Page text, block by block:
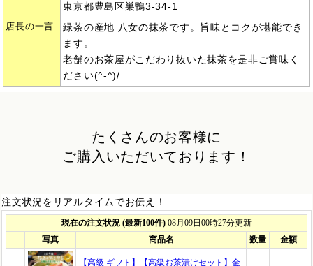
東京都豊島区巣鴨3-34-1
店長の一言
緑茶の産地 八女の抹茶です。旨味とコクが堪能でき
ます。
老舗のお茶屋がこだわり抜いた抹茶を是非ご賞味く
ださい(^-^)/
たくさんのお客様に
ご購入いただいております！
注文状況をリアルタイムでお伝え！